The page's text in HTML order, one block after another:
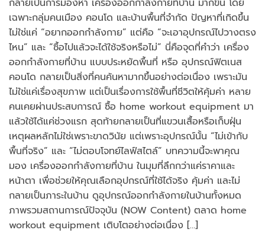
เฉพาะกลุ่มคนเมือง คอนโด และบ้านพื้นที่จำกัด ปัญหาที่เกิดขึ้น
ไม่ใช่แค่ “อยากออกกำลังกาย” แต่คือ “จะเอาอุปกรณ์ไปวางตรง
ไหน” และ “ซื้อไปแล้วจะได้ใช้จริงหรือไม่” นี่คือจุดที่คำว่า เครื่อง
ออกกำลังกายที่บ้าน แบบประหยัดพื้นที่ หรือ อุปกรณ์ฟิตเนส
คอนโด กลายเป็นสิ่งที่คนค้นหามากขึ้นอย่างต่อเนื่อง เพราะมัน
ไม่ใช่แค่เรื่องสุขภาพ แต่เป็นเรื่องการใช้พื้นที่ชีวิตให้คุ้มค่า หลาย
คนเคยผ่านประสบการณ์ ซื้อ home workout equipment มา
แล้วใช้ได้แค่ช่วงแรก สุดท้ายกลายเป็นที่แขวนเสื้อหรือเก็บฝุ่น
เหตุผลหลักไม่ใช่เพราะขาดวินัย แต่เพราะอุปกรณ์นั้น “ไม่เข้ากับ
พื้นที่จริง” และ “ไม่ตอบโจทย์ไลฟ์สไตล์” บทความนี้จะพาคุณ
มอง เครื่องออกกำลังกายที่บ้าน ในมุมที่ลึกกว่าแค่ราคาและ
หน้าตา เพื่อช่วยให้คุณเลือกอุปกรณ์ที่ใช้ได้จริง คุ้มค่า และไม่
กลายเป็นภาระในบ้าน ดูอุปกรณ์ออกกำลังกายในบ้านทั้งหมด
ภาพรวมสถานการณ์ปัจจุบัน (NOW Content) ตลาด home
workout equipment เติบโตอย่างต่อเนื่อง […]